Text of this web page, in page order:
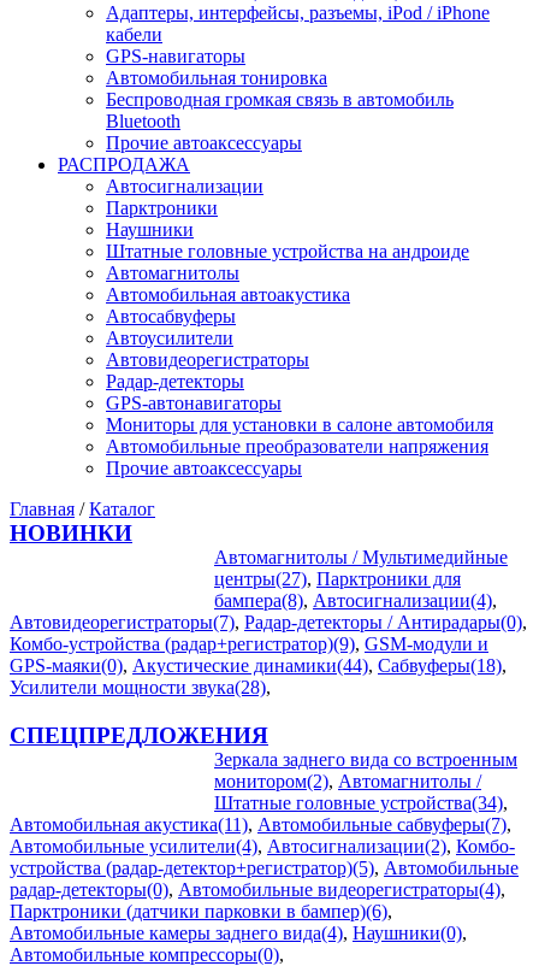
Адаптеры, интерфейсы, разъемы, iPod / iPhone
кабели
GPS-навигаторы
Автомобильная тонировка
Беспроводная громкая связь в автомобиль
Bluetooth
Прочие автоаксессуары
РАСПРОДАЖА
Автосигнализации
Парктроники
Наушники
Штатные головные устройства на андроиде
Автомагнитолы
Автомобильная автоакустика
Автосабвуферы
Автоусилители
Автовидеорегистраторы
Радар-детекторы
GPS-автонавигаторы
Мониторы для установки в салоне автомобиля
Автомобильные преобразователи напряжения
Прочие автоаксессуары
Главная /Каталог
НОВИНКИ
Автомагнитолы / Мультимедийные
центры(27), Парктроники для
бампера(8), Автосигнализации(4),
Автовидеорегистраторы(7), Радар-детекторы / Антирадары(0),
Комбо-устройства (радар+регистратор)(9), GSM-модули и
GPS-маяки(0), Акустические динамики(44), Сабвуферы(18),
Усилители мощности звука(28),
СПЕЦПРЕДЛОЖЕНИЯ
Зеркала заднего вида со встроенным
монитором(2), Автомагнитолы /
Штатные головные устройства(34),
Автомобильная акустика(11), Автомобильные сабвуферы(7),
Автомобильные усилители(4), Автосигнализации(2), Комбо-
устройства (радар-детектор+регистратор)(5), Автомобильные
радар-детекторы(0), Автомобильные видеорегистраторы(4),
Парктроники (датчики парковки в бампер)(6),
Автомобильные камеры заднего вида(4), Наушники(0),
Автомобильные компрессоры(0),